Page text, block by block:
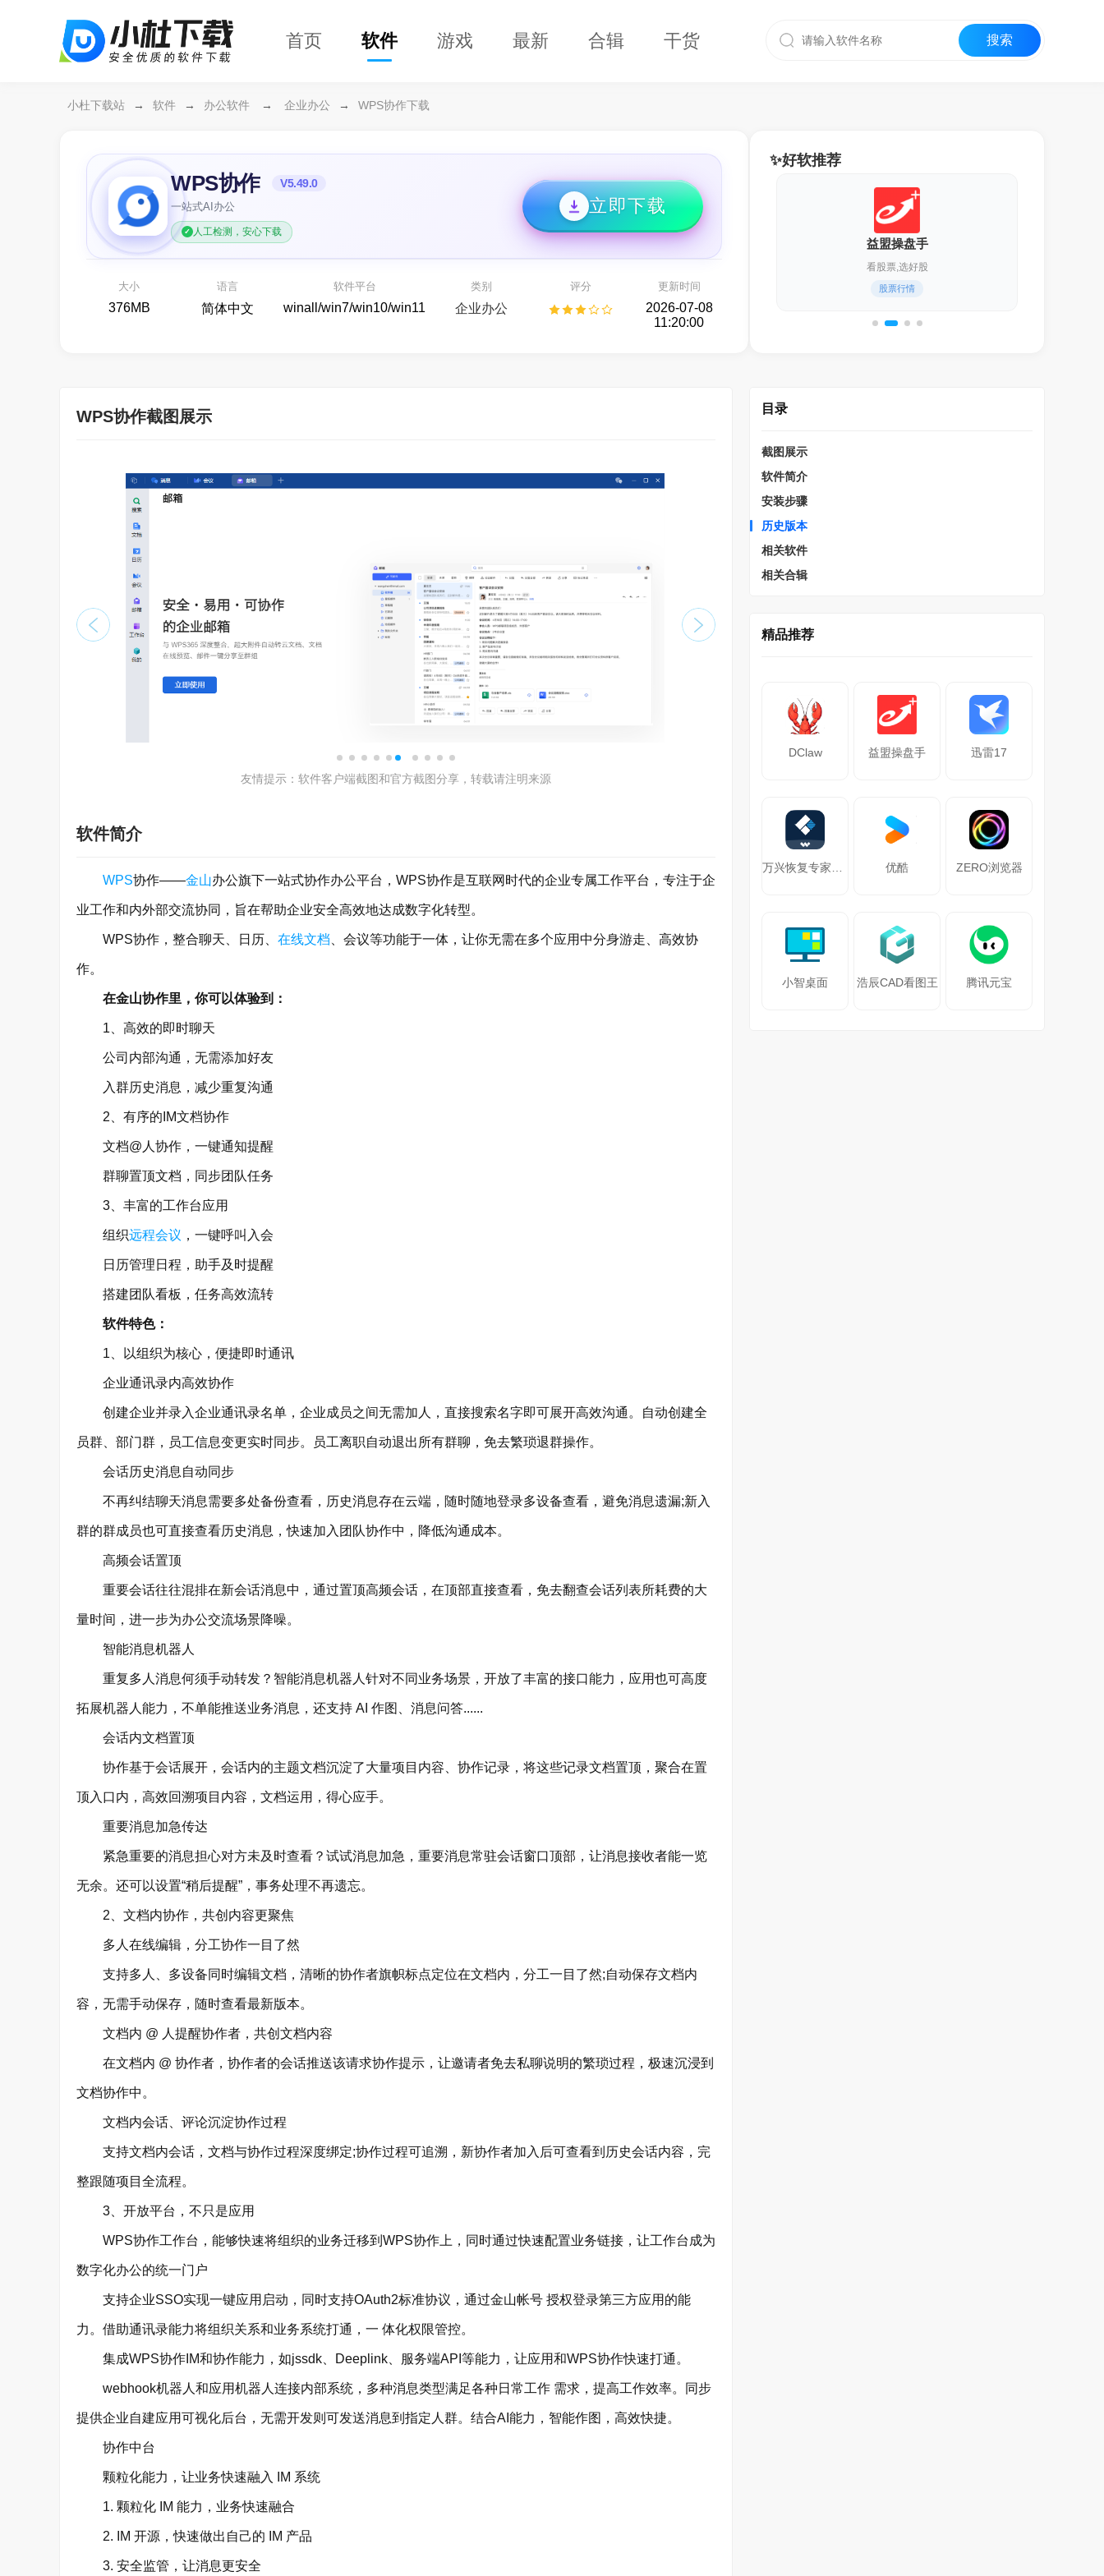
首页 软件 游戏 最新 合辑 干货
小杜下载站 → 软件 → 办公软件 → 企业办公 → WPS协作下载
WPS协作 V5.49.0
一站式AI办公
人工检测，安心下载
立即下载
大小
376MB
语言
简体中文
软件平台
winall/win7/win10/win11
类别
企业办公
评分 更新时间
2026-07-08
11:20:00
✨好软推荐
DClaw
AI助手
益盟操盘手
看股票,选好股
股票行情
WPS协作截图展示
友情提示：软件客户端截图和官方截图分享，转载请注明来源
软件简介
WPS协作——金山办公旗下一站式协作办公平台，WPS协作是互联网时代的企业专属工作平台，专注于企
业工作和内外部交流协同，旨在帮助企业安全高效地达成数字化转型。
WPS协作，整合聊天、日历、 在线文档 、会议等功能于一体，让你无需在多个应用中分身游走、高效协
作。
在金山协作里，你可以体验到：
1、高效的即时聊天
公司内部沟通，无需添加好友
入群历史消息，减少重复沟通
2、有序的IM文档协作
文档@人协作，一键通知提醒
群聊置顶文档，同步团队任务
3、丰富的工作台应用
组织远程会议 ，一键呼叫入会
日历管理日程，助手及时提醒
搭建团队看板，任务高效流转
软件特色：
1、以组织为核心，便捷即时通讯
企业通讯录内高效协作
创建企业并录入企业通讯录名单，企业成员之间无需加人，直接搜索名字即可展开高效沟通。自动创建全
员群、部门群，员工信息变更实时同步。员工离职自动退出所有群聊，免去繁琐退群操作。
会话历史消息自动同步
不再纠结聊天消息需要多处备份查看，历史消息存在云端，随时随地登录多设备查看，避免消息遗漏;新入
群的群成员也可直接查看历史消息，快速加入团队协作中，降低沟通成本。
高频会话置顶
重要会话往往混排在新会话消息中，通过置顶高频会话，在顶部直接查看，免去翻查会话列表所耗费的大
量时间，进一步为办公交流场景降噪。
智能消息机器人
重复多人消息何须手动转发？智能消息机器人针对不同业务场景，开放了丰富的接口能力，应用也可高度
拓展机器人能力，不单能推送业务消息，还支持 AI 作图、消息问答......
会话内文档置顶
协作基于会话展开，会话内的主题文档沉淀了大量项目内容、协作记录，将这些记录文档置顶，聚合在置
顶入口内，高效回溯项目内容，文档运用，得心应手。
重要消息加急传达
紧急重要的消息担心对方未及时查看？试试消息加急，重要消息常驻会话窗口顶部，让消息接收者能一览
无余。还可以设置“稍后提醒”，事务处理不再遗忘。
2、文档内协作，共创内容更聚焦
多人在线编辑，分工协作一目了然
支持多人、多设备同时编辑文档，清晰的协作者旗帜标点定位在文档内，分工一目了然;自动保存文档内
容，无需手动保存，随时查看最新版本。
文档内 @ 人提醒协作者，共创文档内容
在文档内 @ 协作者，协作者的会话推送该请求协作提示，让邀请者免去私聊说明的繁琐过程，极速沉浸到
文档协作中。
文档内会话、评论沉淀协作过程
支持文档内会话，文档与协作过程深度绑定;协作过程可追溯，新协作者加入后可查看到历史会话内容，完
整跟随项目全流程。
3、开放平台，不只是应用
WPS协作工作台，能够快速将组织的业务迁移到WPS协作上，同时通过快速配置业务链接，让工作台成为
数字化办公的统一门户
支持企业SSO实现一键应用启动，同时支持OAuth2标准协议，通过金山帐号 授权登录第三方应用的能
力。借助通讯录能力将组织关系和业务系统打通，一 体化权限管控。
集成WPS协作IM和协作能力，如jssdk、Deeplink、服务端API等能力，让应用和WPS协作快速打通。
webhook机器人和应用机器人连接内部系统，多种消息类型满足各种日常工作 需求，提高工作效率。同步
提供企业自建应用可视化后台，无需开发则可发送消息到指定人群。结合AI能力，智能作图，高效快捷。
协作中台
颗粒化能力，让业务快速融入 IM 系统
1. 颗粒化 IM 能力，业务快速融合
2. IM 开源，快速做出自己的 IM 产品
3. 安全监管，让消息更安全
目录
截图展示
软件简介
安装步骤
历史版本
相关软件
相关合辑
精品推荐
DClaw 益盟操盘手 迅雷17
优酷 ZERO浏览器
小智桌面 浩辰CAD看图王 腾讯元宝